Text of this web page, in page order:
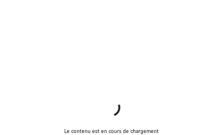
Le contenu est en cours de chargement